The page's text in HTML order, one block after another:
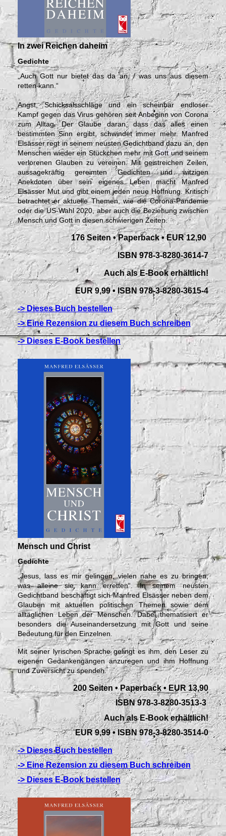
In zwei Reichen daheim
Gedichte
„Auch Gott nur bietet das da an, / was uns aus diesem
retten kann.“
Angst, Schicksalsschläge und ein scheinbar endloser
Kampf gegen das Virus gehören seit Anbeginn von Corona
zum Alltag. Der Glaube daran, dass das alles einen
bestimmten Sinn ergibt, schwindet immer mehr. Manfred
Elsässer regt in seinem neusten Gedichtband dazu an, den
Menschen wieder ein Stückchen mehr mit Gott und seinem
verlorenen Glauben zu vereinen. Mit geistreichen Zeilen,
aussagekräftig gereimten Gedichten und witzigen
Anekdoten über sein eigenes Leben macht Manfred
Elsässer Mut und gibt einem jeden neue Hoffnung. Kritisch
betrachtet er aktuelle Themen, wie die Corona-Pandemie
oder die US-Wahl 2020, aber auch die Beziehung zwischen
Mensch und Gott in diesen schwierigen Zeiten.
176 Seiten • Paperback •EUR 12,90
ISBN 978-3-8280-3614-7
Auch als E-Book erhältlich!
EUR 9,99 • ISBN 978-3-8280-3615-4
-> Dieses Buch bestellen
-> Eine Rezension zu diesem Buch schreiben
-> Dieses E-Book bestellen
Mensch und Christ
Gedichte
„Jesus, lass es mir gelingen, vielen nahe es zu bringen,
was alleine sie kann erretten“. In seinem neusten
Gedichtband beschäftigt sich Manfred Elsässer neben dem
Glauben mit aktuellen politischen Themen sowie dem
alltäglichen Leben der Menschen. Dabei thematisiert er
besonders die Auseinandersetzung mit Gott und seine
Bedeutung für den Einzelnen.
Mit seiner lyrischen Sprache gelingt es ihm, den Leser zu
eigenen Gedankengängen anzuregen und ihm Hoffnung
und Zuversicht zu spenden.
200 Seiten • Paperback • EUR 13,90
ISBN 978-3-8280-3513-3
Auch als E-Book erhältlich!
EUR 9,99 • ISBN 978-3-8280-3514-0
-> Dieses Buch bestellen
-> Eine Rezension zu diesem Buch schreiben
-> Dieses E-Book bestellen